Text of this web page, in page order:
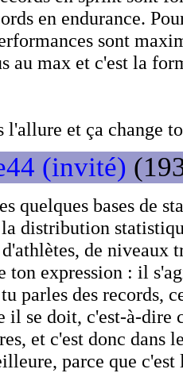
en endurance.
sont
au max et c'est la
l'allure et ça change
(invité)
quelques bases de
distribution
de niveaux
ton expression : il
parles des records,
il se doit, c'est-à-dire
et c'est donc dans
parce que